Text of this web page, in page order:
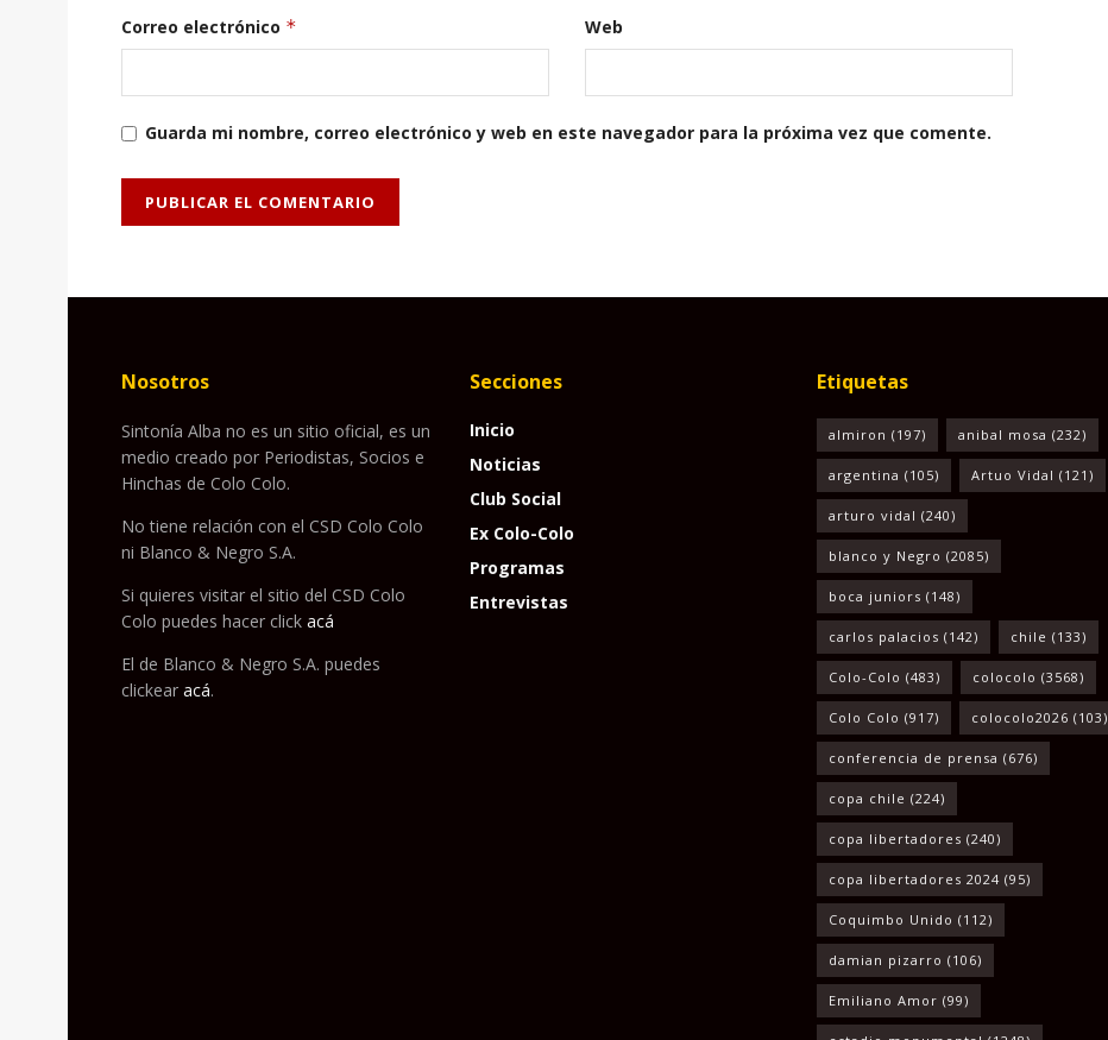
Correo electrónico * Web
Guarda mi nombre, correo electrónico y web en este navegador para la próxima vez que comente.
Nosotros
Sintonía Alba no es un sitio oficial, es un
medio creado por Periodistas, Socios e
Hinchas de Colo Colo.
No tiene relación con el CSD Colo Colo
ni Blanco & Negro S.A.
Si quieres visitar el sitio del CSD Colo
Colo puedes hacer click acá
El de Blanco & Negro S.A. puedes
clickear acá.
Secciones
Inicio
Noticias
Club Social
Ex Colo-Colo
Programas
Entrevistas
Etiquetas
almiron (197) anibal mosa (232)
argentina (105) Artuo Vidal (121)
arturo vidal (240)
blanco y Negro (2085)
boca juniors (148)
carlos palacios (142) chile (133)
Colo-Colo (483) colocolo (3568)
Colo Colo (917) colocolo2026 (103)
conferencia de prensa (676)
copa chile (224)
copa libertadores (240)
copa libertadores 2024 (95)
Coquimbo Unido (112)
damian pizarro (106)
Emiliano Amor (99)